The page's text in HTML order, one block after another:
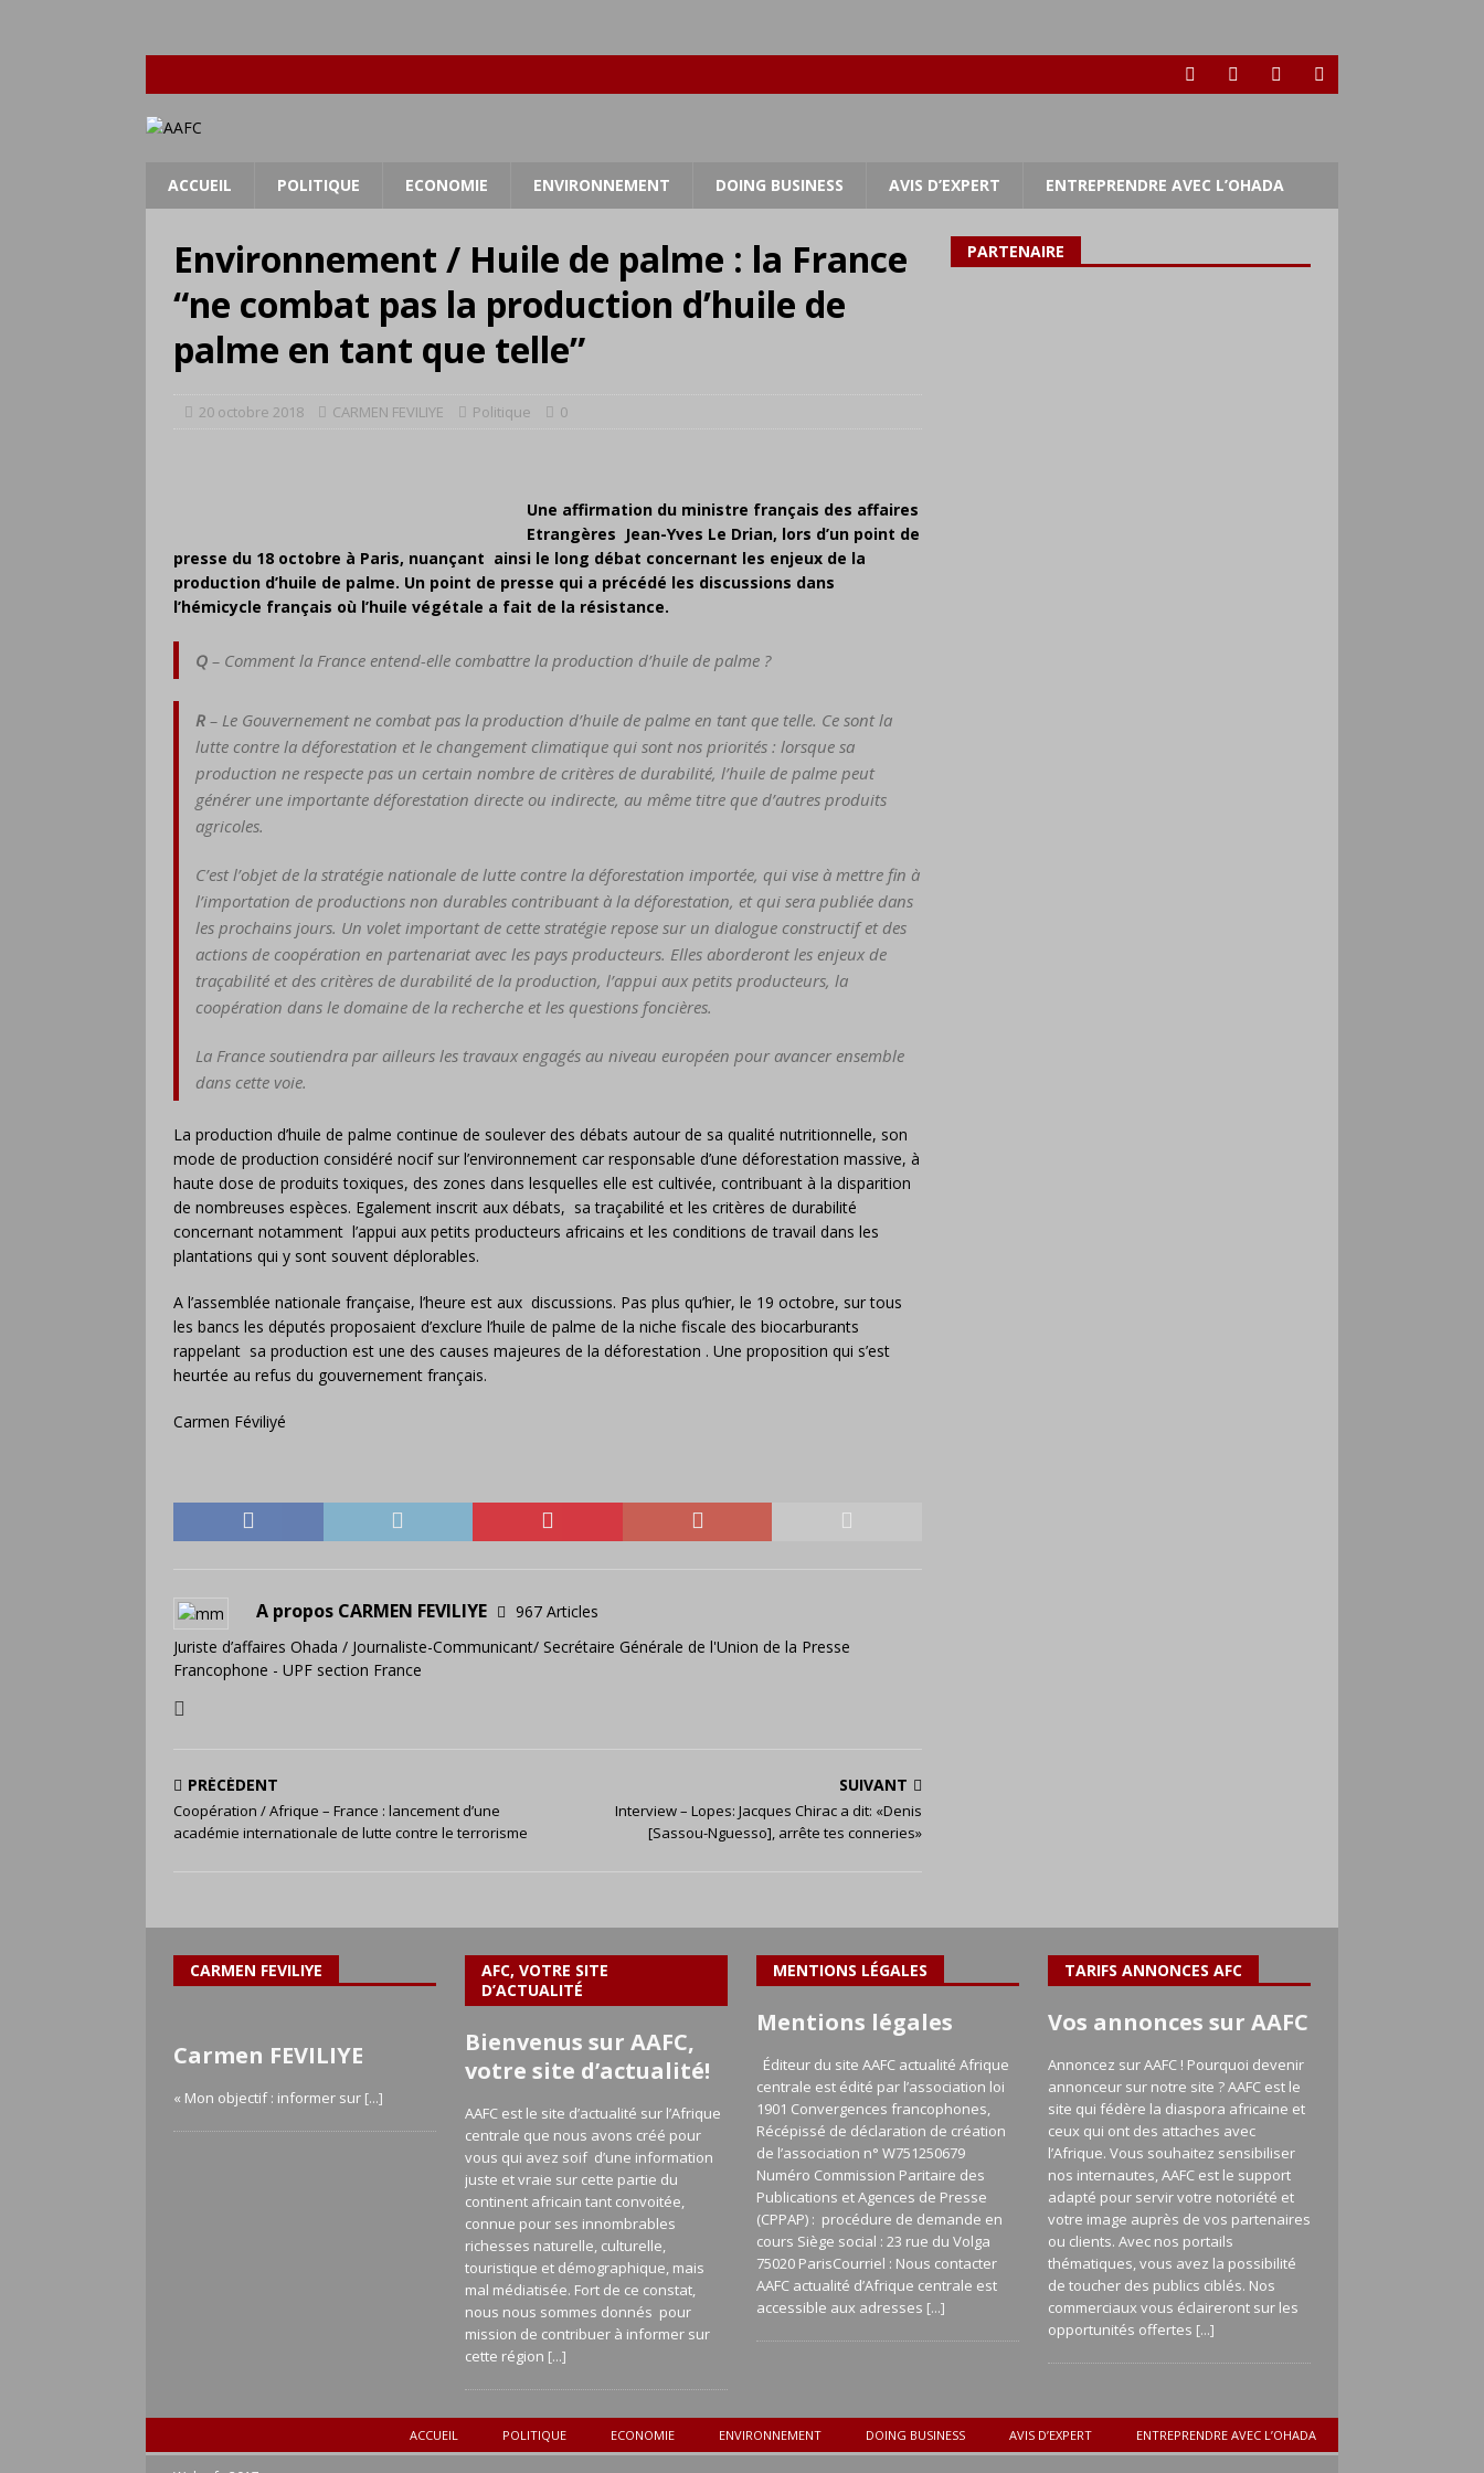
ACCUEIL POLITIQUE ECONOMIE ENVIRONNEMENT DOING BUSINESS AVIS D’EXPERT ENTREPRENDRE AVEC L’OHADA
Environnement / Huile de palme : la France
“ne combat pas la production d’huile de
palme en tant que telle”
20 octobre 2018 CARMEN FEVILIYE Politique 0
Une affirmation du ministre français des affaires
Etrangères Jean-Yves Le Drian, lors d’un point de
presse du 18 octobre à Paris, nuançant ainsi le long débat concernant les enjeux de la
production d’huile de palme. Un point de presse qui a précédé les discussions dans
l’hémicycle français où l’huile végétale a fait de la résistance.
Q – Comment la France entend-elle combattre la production d’huile de palme ?
R – Le Gouvernement ne combat pas la production d’huile de palme en tant que telle. Ce sont la
lutte contre la déforestation et le changement climatique qui sont nos priorités : lorsque sa
production ne respecte pas un certain nombre de critères de durabilité, l’huile de palme peut
générer une importante déforestation directe ou indirecte, au même titre que d’autres produits
agricoles.
C’est l’objet de la stratégie nationale de lutte contre la déforestation importée, qui vise à mettre fin à
l’importation de productions non durables contribuant à la déforestation, et qui sera publiée dans
les prochains jours. Un volet important de cette stratégie repose sur un dialogue constructif et des
actions de coopération en partenariat avec les pays producteurs. Elles aborderont les enjeux de
traçabilité et des critères de durabilité de la production, l’appui aux petits producteurs, la
coopération dans le domaine de la recherche et les questions foncières.
La France soutiendra par ailleurs les travaux engagés au niveau européen pour avancer ensemble
dans cette voie.
La production d’huile de palme continue de soulever des débats autour de sa qualité nutritionnelle, son
mode de production considéré nocif sur l’environnement car responsable d’une déforestation massive, à
haute dose de produits toxiques, des zones dans lesquelles elle est cultivée, contribuant à la disparition
de nombreuses espèces. Egalement inscrit aux débats, sa traçabilité et les critères de durabilité
concernant notamment l’appui aux petits producteurs africains et les conditions de travail dans les
plantations qui y sont souvent déplorables.
A l’assemblée nationale française, l’heure est aux discussions. Pas plus qu’hier, le 19 octobre, sur tous
les bancs les députés proposaient d’exclure l’huile de palme de la niche fiscale des biocarburants
rappelant sa production est une des causes majeures de la déforestation . Une proposition qui s’est
heurtée au refus du gouvernement français.
Carmen Féviliyé
A propos CARMEN FEVILIYE
967 Articles
Juriste d’affaires Ohada / Journaliste-Communicant/ Secrétaire Générale de l'Union de la Presse
Francophone - UPF section France
PRÉCÉDENT
Coopération / Afrique – France : lancement d’une
académie internationale de lutte contre le terrorisme
SUIVANT
Interview – Lopes: Jacques Chirac a dit: «Denis
[Sassou-Nguesso], arrête tes conneries»
PARTENAIRE
CARMEN FEVILIYE
Carmen FEVILIYE
« Mon objectif : informer sur [...]
AFC, VOTRE SITE
D’ACTUALITÉ
Bienvenus sur AAFC,
votre site d’actualité!
AAFC est le site d’actualité sur l’Afrique
centrale que nous avons créé pour
vous qui avez soif d’une information
juste et vraie sur cette partie du
continent africain tant convoitée,
connue pour ses innombrables
richesses naturelle, culturelle,
touristique et démographique, mais
mal médiatisée. Fort de ce constat,
nous nous sommes donnés pour
mission de contribuer à informer sur
cette région [...]
MENTIONS LÉGALES
Mentions légales
Éditeur du site AAFC actualité Afrique
centrale est édité par l’association loi
1901 Convergences francophones,
Récépissé de déclaration de création
de l’association n° W751250679
Numéro Commission Paritaire des
Publications et Agences de Presse
(CPPAP) : procédure de demande en
cours Siège social : 23 rue du Volga
75020 ParisCourriel : Nous contacter
AAFC actualité d’Afrique centrale est
accessible aux adresses [...]
TARIFS ANNONCES AFC
Vos annonces sur AAFC
Annoncez sur AAFC ! Pourquoi devenir
annonceur sur notre site ? AAFC est le
site qui fédère la diaspora africaine et
ceux qui ont des attaches avec
l’Afrique. Vous souhaitez sensibiliser
nos internautes, AAFC est le support
adapté pour servir votre notoriété et
votre image auprès de vos partenaires
ou clients. Avec nos portails
thématiques, vous avez la possibilité
de toucher des publics ciblés. Nos
commerciaux vous éclaireront sur les
opportunités offertes [...]
ACCUEIL POLITIQUE ECONOMIE ENVIRONNEMENT DOING BUSINESS AVIS D’EXPERT ENTREPRENDRE AVEC L’OHADA